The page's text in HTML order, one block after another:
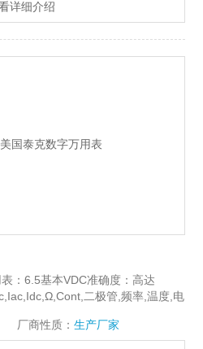
详细介绍
：6.5基本VDC准确度：高达
二极管,频率,温度,电
厂商性质： 生产厂家